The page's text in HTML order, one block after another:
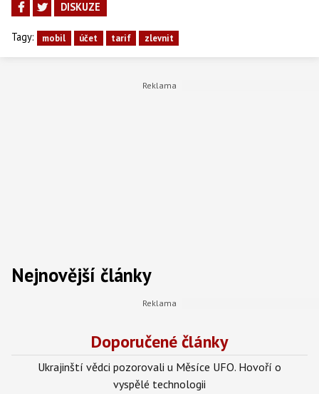
DISKUZE
Tagy: mobil účet tarif zlevnit
Nejnovější články
Doporučené články
Ukrajinští vědci pozorovali u Měsíce UFO. Hovoří o
vyspělé technologii